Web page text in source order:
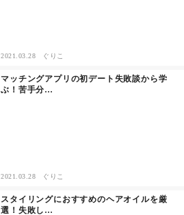
2021.03.28 ぐりこ
マッチングアプリの初デート失敗談から学
ぶ！苦手分…
2021.03.28 ぐりこ
スタイリングにおすすめのヘアオイルを厳
選！失敗し…